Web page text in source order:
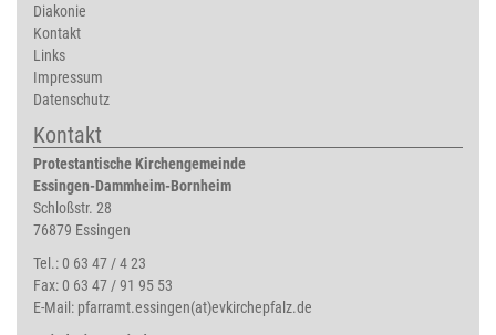
Diakonie
Kontakt
Links
Impressum
Datenschutz
Kontakt
Protestantische Kirchengemeinde
Essingen-Dammheim-Bornheim
Schloßstr. 28
76879 Essingen
Tel.: 0 63 47 / 4 23
Fax: 0 63 47 / 91 95 53
E-Mail: pfarramt.essingen(at)evkirchepfalz.de